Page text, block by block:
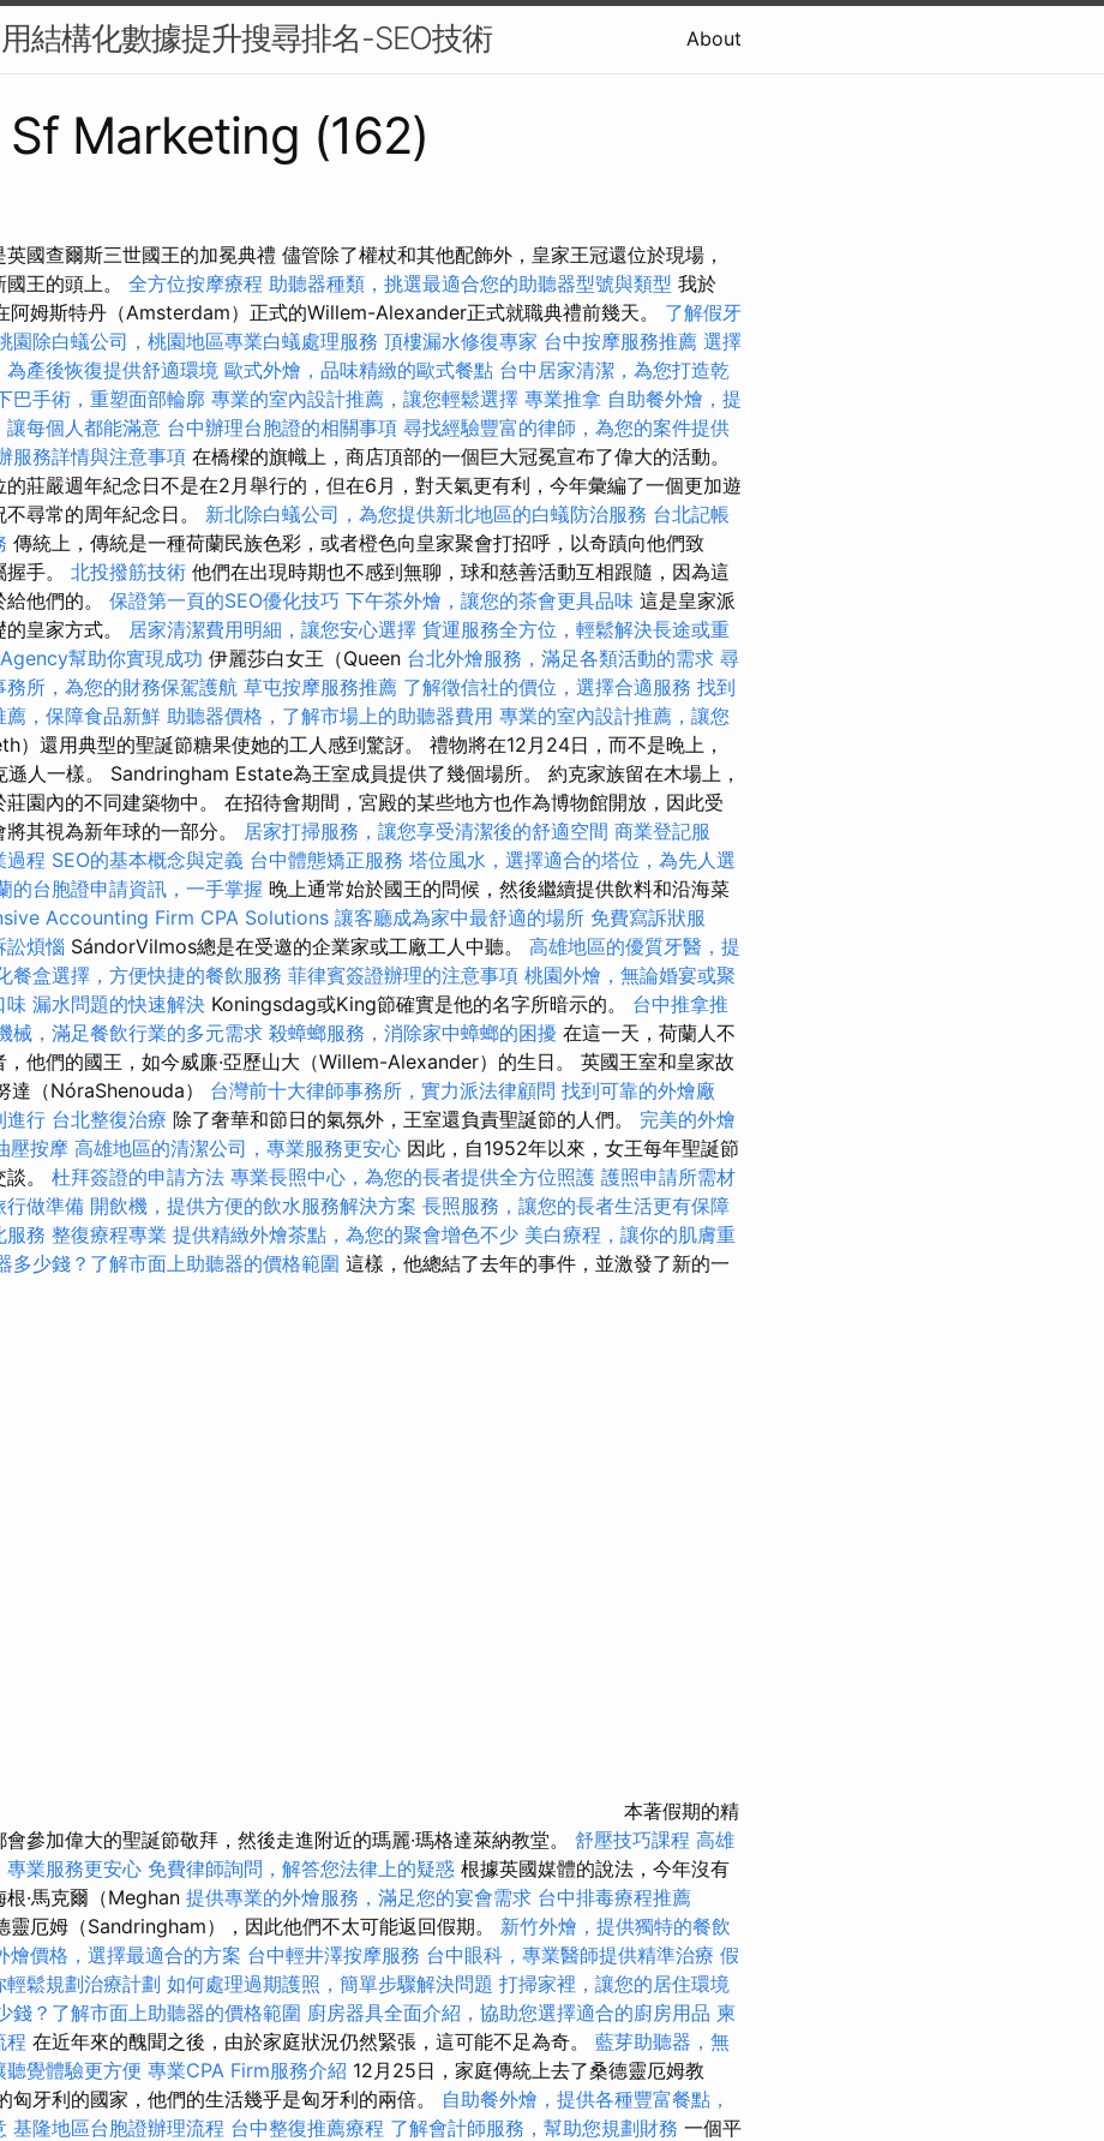
結構化數據提升搜尋排名-SEO技術 About
Sf Marketing (162)
英國查爾斯三世國王的加冕典禮 儘管除了權杖和其他配飾外，皇家王冠還位於現場，
王的頭上。 全方位按摩療程 助聽器種類，挑選最適合您的助聽器型號與類型 我於
阿姆斯特丹（Amsterdam）正式的Willem-Alexander正式就職典禮前幾天。 了解假牙
園除白蟻公司，桃園地區專業白蟻處理服務 頂樓漏水修復專家 台中按摩服務推薦 選擇
產後恢復提供舒適環境 歐式外燴，品味精緻的歐式餐點 台中居家清潔，為您打造乾
巴手術，重塑面部輪廓 專業的室內設計推薦，讓您輕鬆選擇 專業推拿 自助餐外燴，提
每個人都能滿意 台中辦理台胞證的相關事項 尋找經驗豐富的律師，為您的案件提供
服務詳情與注意事項 在橋樑的旗幟上，商店頂部的一個巨大冠冕宣布了偉大的活動。
的莊嚴週年紀念日不是在2月舉行的，但在6月，對天氣更有利，今年彙編了一個更加遊
尋常的周年紀念日。 新北除白蟻公司，為您提供新北地區的白蟻防治服務 台北記帳
傳統上，傳統是一種荷蘭民族色彩，或者橙色向皇家聚會打招呼，以奇蹟向他們致
手。 北投撥筋技術 他們在出現時期也不感到無聊，球和慈善活動互相跟隨，因為這
他們的。 保證第一頁的SEO優化技巧 下午茶外燴，讓您的茶會更具品味 這是皇家派
皇家方式。 居家清潔費用明細，讓您安心選擇 貨運服務全方位，輕鬆解決長途或重
幫助你實現成功 伊麗莎白女王（Queen 台北外燴服務，滿足各類活動的需求 尋
所，為您的財務保駕護航 草屯按摩服務推薦 了解徵信社的價位，選擇合適服務 找到
，保障食品新鮮 助聽器價格，了解市場上的助聽器費用 專業的室內設計推薦，讓您
）還用典型的聖誕節糖果使她的工人感到驚訝。 禮物將在12月24日，而不是晚上，
人一樣。 Sandringham Estate為王室成員提供了幾個場所。 約克家族留在木場上，
園內的不同建築物中。 在招待會期間，宮殿的某些地方也作為博物館開放，因此受
其視為新年球的一部分。 居家打掃服務，讓您享受清潔後的舒適空間 商業登記服
過程 SEO的基本概念與定義 台中體態矯正服務 塔位風水，選擇適合的塔位，為先人選
的台胞證申請資訊，一手掌握 晚上通常始於國王的問候，然後繼續提供飲料和沿海菜
Accounting Firm CPA Solutions 讓客廳成為家中最舒適的場所 免費寫訴狀服
訟煩惱 SándorVilmos總是在受邀的企業家或工廠工人中聽。 高雄地區的優質牙醫，提
餐盒選擇，方便快捷的餐飲服務 菲律賓簽證辦理的注意事項 桃園外燴，無論婚宴或聚
味 漏水問題的快速解決 Koningsdag或King節確實是他的名字所暗示的。 台中推拿推
械，滿足餐飲行業的多元需求 殺蟑螂服務，消除家中蟑螂的困擾 在這一天，荷蘭人不
，他們的國王，如今威廉·亞歷山大（Willem-Alexander）的生日。 英國王室和皇家故
達（NóraShenouda） 台灣前十大律師事務所，實力派法律顧問 找到可靠的外燴廠
進行 台北整復治療 除了奢華和節日的氣氛外，王室還負責聖誕節的人們。 完美的外燴
壓按摩 高雄地區的清潔公司，專業服務更安心 因此，自1952年以來，女王每年聖誕節
。 杜拜簽證的申請方法 專業長照中心，為您的長者提供全方位照護 護照申請所需材
行做準備 開飲機，提供方便的飲水服務解決方案 長照服務，讓您的長者生活更有保障
服務 整復療程專業 提供精緻外燴茶點，為您的聚會增色不少 美白療程，讓你的肌膚重
多少錢？了解市面上助聽器的價格範圍 這樣，他總結了去年的事件，並激發了新的一
本著假期的精
參加偉大的聖誕節敬拜，然後走進附近的瑪麗·瑪格達萊納教堂。 舒壓技巧課程 高雄
專業服務更安心 免費律師詢問，解答您法律上的疑惑 根據英國媒體的說法，今年沒有
·馬克爾（Meghan 提供專業的外燴服務，滿足您的宴會需求 台中排毒療程推薦
靈厄姆（Sandringham），因此他們不太可能返回假期。 新竹外燴，提供獨特的餐飲
價格，選擇最適合的方案 台中輕井澤按摩服務 台中眼科，專業醫師提供精準治療 假
輕鬆規劃治療計劃 如何處理過期護照，簡單步驟解決問題 打掃家裡，讓您的居住環境
錢？了解市面上助聽器的價格範圍 廚房器具全面介紹，協助您選擇適合的廚房用品 柬
程 在近年來的醜聞之後，由於家庭狀況仍然緊張，這可能不足為奇。 藍芽助聽器，無
覺體驗更方便 專業CPA Firm服務介紹 12月25日，家庭傳統上去了桑德靈厄姆教
匈牙利的國家，他們的生活幾乎是匈牙利的兩倍。 自助餐外燴，提供各種豐富餐點，
基隆地區台胞證辦理流程 台中整復推薦療程 了解會計師服務，幫助您規劃財務 一個平